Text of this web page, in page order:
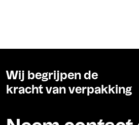
Wij begrijpen de
kracht van verpakking